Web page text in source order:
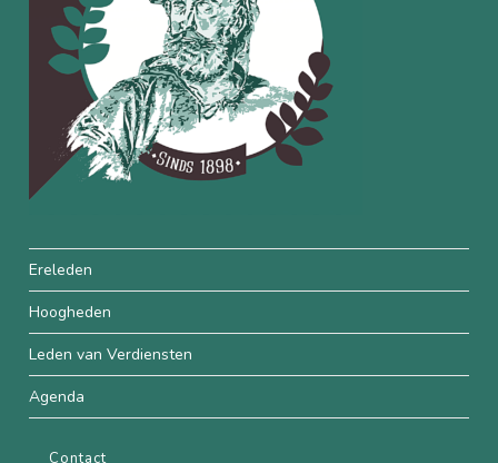
Ereleden
Hoogheden
Leden van Verdiensten
Agenda
Contact